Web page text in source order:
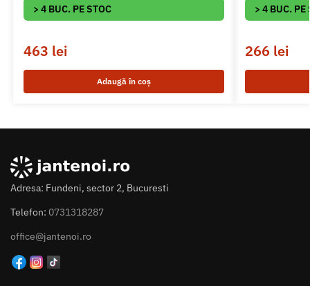
> 4 BUC. PE STOC
463 lei
Adaugă în coș
> 4 BUC. PE
266 lei
Adresa: Fundeni, sector 2, Bucuresti
Telefon: 0731318287
office@jantenoi.ro